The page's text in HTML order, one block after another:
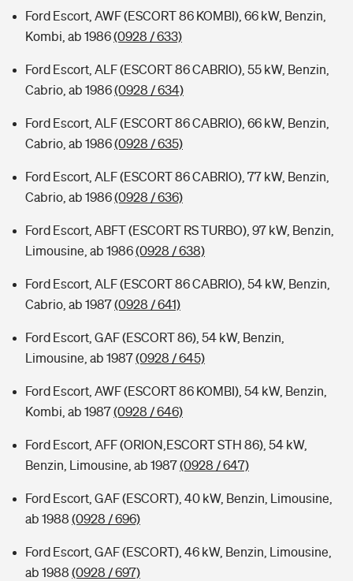
Ford Escort, AWF (ESCORT 86 KOMBI), 66 kW, Benzin,
Kombi, ab 1986(0928 / 633)
Ford Escort, ALF (ESCORT 86 CABRIO), 55 kW, Benzin,
Cabrio, ab 1986(0928 / 634)
Ford Escort, ALF (ESCORT 86 CABRIO), 66 kW, Benzin,
Cabrio, ab 1986(0928 / 635)
Ford Escort, ALF (ESCORT 86 CABRIO), 77 kW, Benzin,
Cabrio, ab 1986(0928 / 636)
Ford Escort, ABFT (ESCORT RS TURBO), 97 kW, Benzin,
Limousine, ab 1986(0928 / 638)
Ford Escort, ALF (ESCORT 86 CABRIO), 54 kW, Benzin,
Cabrio, ab 1987(0928 / 641)
Ford Escort, GAF (ESCORT 86), 54 kW, Benzin,
Limousine, ab 1987(0928 / 645)
Ford Escort, AWF (ESCORT 86 KOMBI), 54 kW, Benzin,
Kombi, ab 1987(0928 / 646)
Ford Escort, AFF (ORION,ESCORT STH 86), 54 kW,
Benzin, Limousine, ab 1987(0928 / 647)
Ford Escort, GAF (ESCORT), 40 kW, Benzin, Limousine,
ab 1988 (0928 / 696)
Ford Escort, GAF (ESCORT), 46 kW, Benzin, Limousine,
ab 1988 (0928 / 697)